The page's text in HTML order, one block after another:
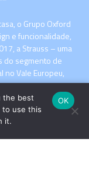
o Grupo Oxford
e funcionalidade,
a Strauss – uma
do segmento de
no Vale Europeu,
the best
to use this
it.
OK